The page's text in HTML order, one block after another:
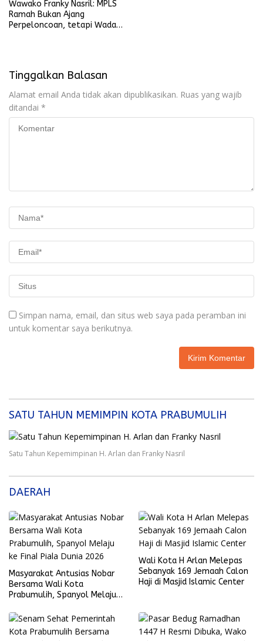
Wawako Franky Nasril: MPLS
Ramah Bukan Ajang
Perpeloncoan, tetapi Wadah
Tinggalkan Balasan
Alamat email Anda tidak akan dipublikasikan. Ruas yang wajib
ditandai *
Simpan nama, email, dan situs web saya pada peramban ini
untuk komentar saya berikutnya.
SATU TAHUN MEMIMPIN KOTA PRABUMULIH
Satu Tahun Kepemimpinan H. Arlan dan Franky Nasril
DAERAH
Masyarakat Antusias Nobar
Bersama Wali Kota
Prabumulih, Spanyol Melaju
Wali Kota H Arlan Melepas
Sebanyak 169 Jemaah Calon
Haji di Masjid Islamic Center